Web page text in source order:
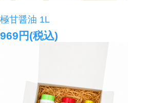
極甘醤油 1L
969円(税込)